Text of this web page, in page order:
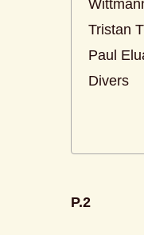
Tristan
Paul
Divers
P.2